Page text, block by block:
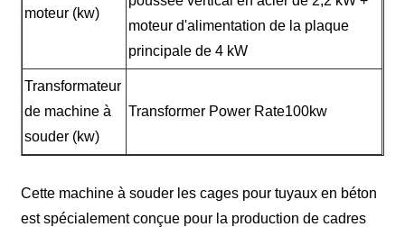
moteur (kw)
moteur d'alimentation de la plaque
principale de 4 kW
Transformateur
de machine à
souder (kw)
Transformer Power Rate100kw
Cette machine à souder les cages pour tuyaux en béton
est spécialement conçue pour la production de cadres